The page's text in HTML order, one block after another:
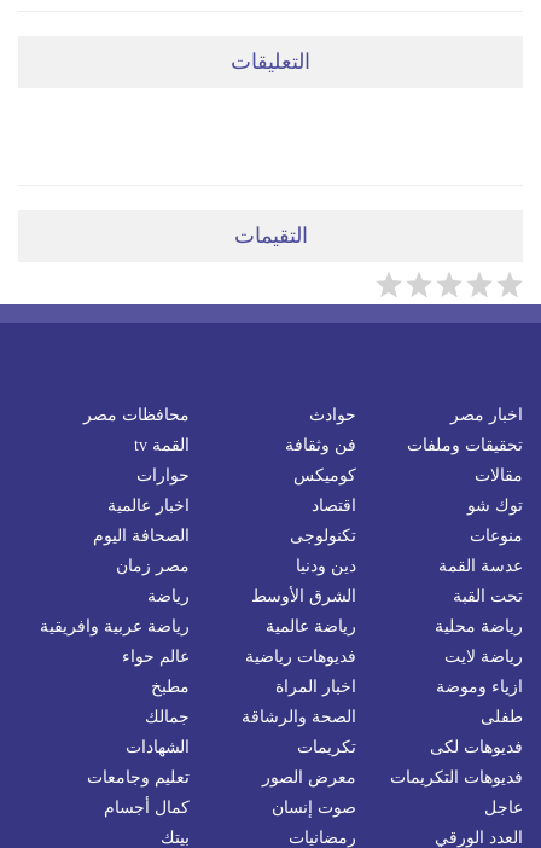
التعليقات
التقيمات
اخبار مصر حوادث
محافظات مصر
تحقيقات وملفات
فن وثقافة
القمة tv
مقالات
كوميكس
حوارات
توك شو
اقتصاد
اخبار عالمية
منوعات
تكنولوجى
الصحافة اليوم
عدسة القمة
دين ودنيا
مصر زمان
تحت القبة
الشرق الأوسط
رياضة
رياضة محلية
رياضة عالمية
رياضة عربية وافريقية
رياضة لايت
فديوهات رياضية
عالم حواء
ازياء وموضة
اخبار المراة
مطبخ
طفلى
الصحة والرشاقة
جمالك
فديوهات لكى
تكريمات
الشهادات
فديوهات التكريمات
معرض الصور
تعليم وجامعات
عاجل
صوت إنسان
كمال أجسام
العدد الورقي
رمضانيات بيتك